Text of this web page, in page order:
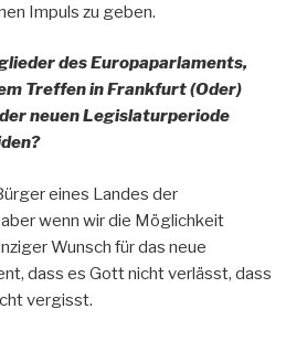
Impuls zu geben.
des Europaparlaments,
Treffen in Frankfurt (Oder)
neuen Legislaturperiode
eines Landes der
wenn wir die Möglichkeit
Wunsch für das neue
dass es Gott nicht verlässt, dass
vergisst.